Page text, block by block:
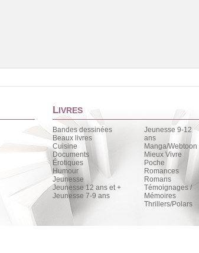
Chargement de la liste
LIVRES
Bandes dessinées
Beaux livres
Cuisine
Documents
Érotiques
Humour
Jeunesse
Jeunesse 12 ans et +
Jeunesse 7-9 ans
Jeunesse 9-12
ans
Manga/Webtoon
Mieux Vivre
Poche
Romances
Romans
Témoignages /
Mémoires
Thrillers/Polars